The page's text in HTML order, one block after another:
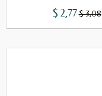
$ 2,77$ 3,08